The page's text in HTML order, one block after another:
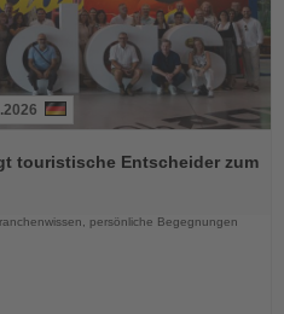
touristische Entscheider zum
persönliche Begegnungen